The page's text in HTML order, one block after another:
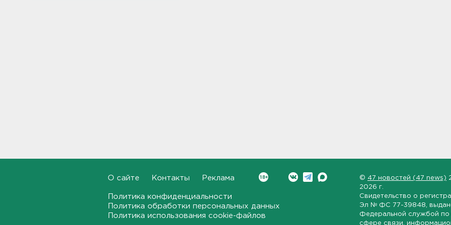
В Ленобласти выбрали
О сайте Контакты Реклама
Политика конфиденциальности
Политика обработки персональных данных
Политика использования cookie-файлов
© 47 новостей (47 news)
2026 г.
Свидетельство о
Эл № ФС 77-39848 ,
Федеральной службой по
сфере связи,